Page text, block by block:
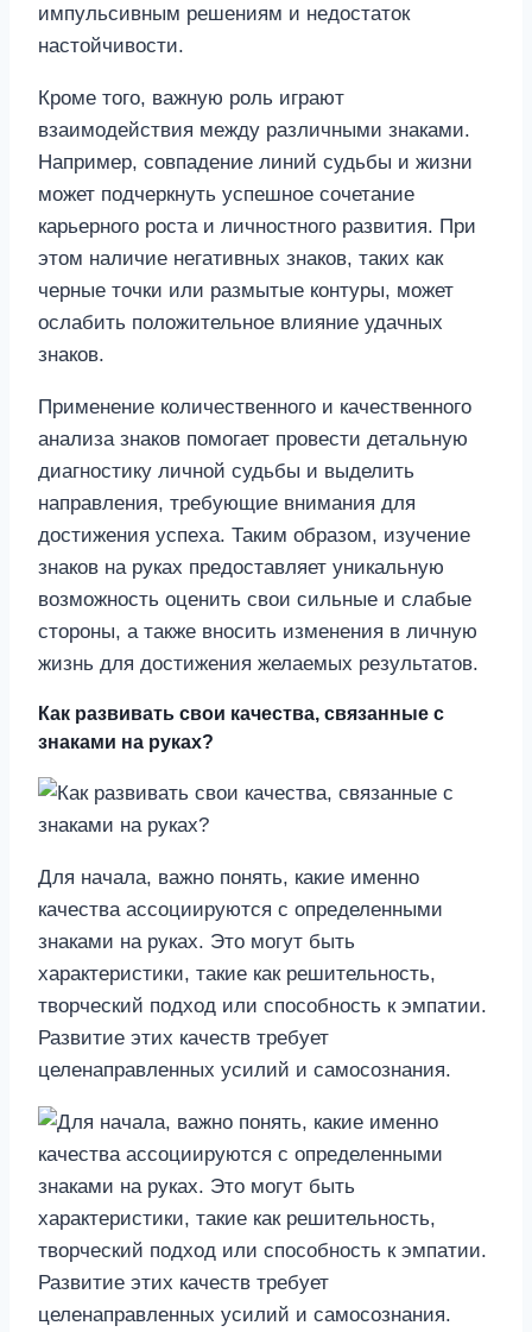
импульсивным решениям и недостаток
настойчивости.
Кроме того, важную роль играют
взаимодействия между различными знаками.
Например, совпадение линий судьбы и жизни
может подчеркнуть успешное сочетание
карьерного роста и личностного развития. При
этом наличие негативных знаков, таких как
черные точки или размытые контуры, может
ослабить положительное влияние удачных
знаков.
Применение количественного и качественного
анализа знаков помогает провести детальную
диагностику личной судьбы и выделить
направления, требующие внимания для
достижения успеха. Таким образом, изучение
знаков на руках предоставляет уникальную
возможность оценить свои сильные и слабые
стороны, а также вносить изменения в личную
жизнь для достижения желаемых результатов.
Как развивать свои качества, связанные с
знаками на руках?
Для начала, важно понять, какие именно
качества ассоциируются с определенными
знаками на руках. Это могут быть
характеристики, такие как решительность,
творческий подход или способность к эмпатии.
Развитие этих качеств требует
целенаправленных усилий и самосознания.